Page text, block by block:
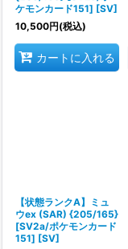
ケモンカード151] [SV]
10,500円(税込)
カートに入れる
【状態ランクA】ミュ
ウex (SAR) {205/165}
[SV2a/ポケモンカード
151] [SV]